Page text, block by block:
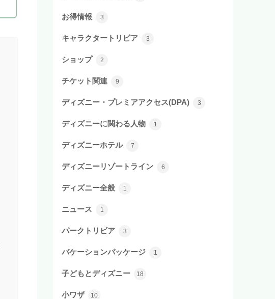
お得情報 3
キャラクタートリビア 3
ショップ 2
チケット関連 9
ディズニー・プレミアアクセス(DPA) 3
ディズニーに関わる人物 1
ディズニーホテル 7
ディズニーリゾートライン 6
ディズニー全般 1
ニュース 1
パークトリビア 3
バケーションパッケージ 1
子どもとディズニー 18
小ワザ 10